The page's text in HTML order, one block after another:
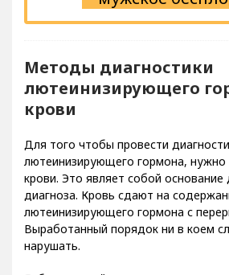
лютеинизирующего
крови
лютеинизирующего гормона,
крови. Это являет собой основание
диагноза. Кровь сдают на
лютеинизирующего гормона с
Выработанный порядок ни в коем
нарушать.